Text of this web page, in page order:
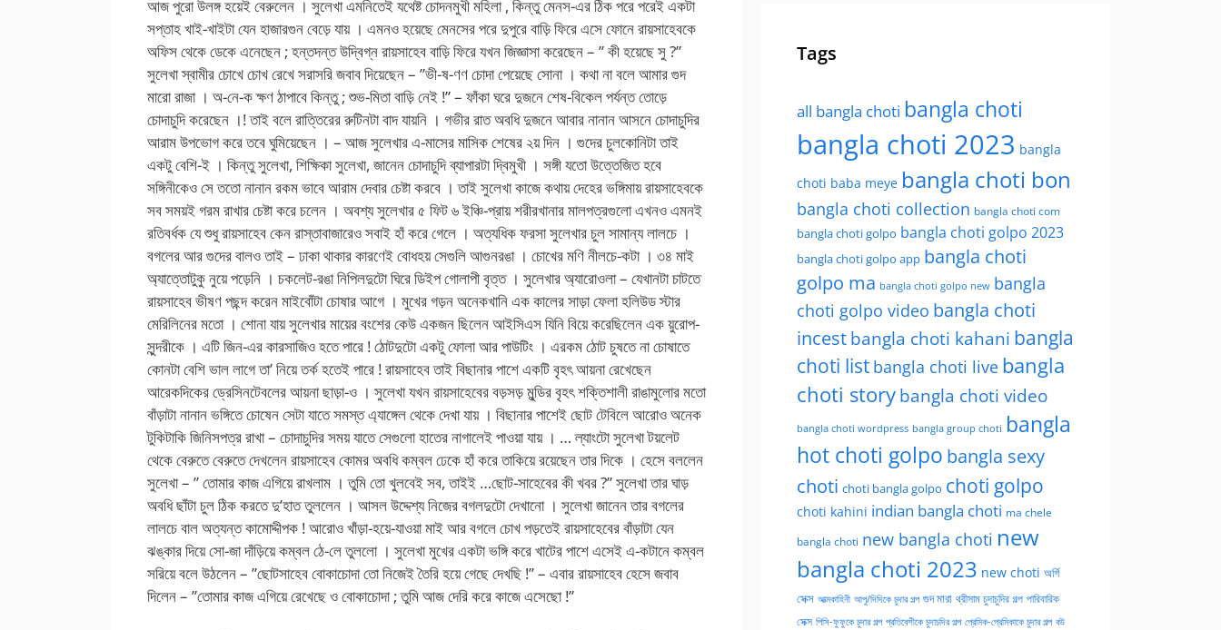
আজ পুরো উলঙ্গ হয়েই বেরুলেন । সুলেখা এমনিতেই যথেষ্ট চোদনমুখী মহিলা , কিন্তু মেনস-এর ঠিক পরে পরেই একটা
সপ্তাহ খাই-খাইটা যেন হাজারগুন বেড়ে যায় । এমনও হয়েছে মেনসের পরে দুপুরে বাড়ি ফিরে এসে ফোনে রায়সাহেবকে
অফিস থেকে ডেকে এনেছেন ; হন্তদন্ত উদ্বিগ্ন রায়সাহেব বাড়ি ফিরে যখন জিজ্ঞাসা করেছেন – ” কী হয়েছে সু ?”
সুলেখা স্বামীর চোখে চোখ রেখে সরাসরি জবাব দিয়েছেন – ”ভী-ষ-ণণ চোদা পেয়েছে সোনা । কথা না বলে আমার গুদ
মারো রাজা । অ-নে-ক ক্ষণ ঠাপাবে কিন্তু ; শুভ-মিতা বাড়ি নেই !” – ফাঁকা ঘরে দুজনে শেষ-বিকেল পর্যন্ত তোড়ে
চোদাচুদি করেছেন ।! তাই বলে রাত্তিরের রুটিনটা বাদ যায়নি । গভীর রাত অবধি দুজনে আবার নানান আসনে চোদাচুদির
আরাম উপভোগ করে তবে ঘুমিয়েছেন । – আজ সুলেখার এ-মাসের মাসিক শেষের ২য় দিন । গুদের চুলকোনিটা তাই
একটু বেশি-ই । কিন্তু সুলেখা, শিক্ষিকা সুলেখা, জানেন চোদাচুদি ব্যাপারটা দ্বিমুখী । সঙ্গী যতো উত্তেজিত হবে
সঙ্গিনীকেও সে ততো নানান রকম ভাবে আরাম দেবার চেষ্টা করবে । তাই সুলেখা কাজে কথায় দেহের ভঙ্গিমায় রায়সাহেবকে
সব সময়ই গরম রাখার চেষ্টা করে চলেন । অবশ্য সুলেখার ৫ ফিট ৬ ইঞ্চি-প্রায় শরীরখানার মালপত্রগুলো এখনও এমনই
রতিবর্ধক যে শুধু রায়সাহেব কেন রাস্তাবাজারেও সবাই হাঁ করে গেলে । অত্যধিক ফরসা সুলেখার চুল সামান্য লালচে ।
বগলের আর গুদের বালও তাই – ঢাকা থাকার কারণেই বোধহয় সেগুলি আগুনরঙা । চোখের মণি নীলচে-কটা । ৩৪ মাই
অ্যাত্তোটুকু নুয়ে পড়েনি । চকলেট-রঙা নিপিলদুটো ঘিরে ডিইপ গোলাপী বৃত্ত । সুলেখার অ্যারোওলা – যেখানটা চাটতে
রায়সাহেব ভীষণ পছন্দ করেন মাইবোঁটা চোষার আগে । মুখের গড়ন অনেকখানি এক কালের সাড়া ফেলা হলিউড স্টার
মেরিলিনের মতো । শোনা যায় সুলেখার মায়ের বংশের কেউ একজন ছিলেন আইসিএস যিনি বিয়ে করেছিলেন এক য়ুরোপ-
সুন্দরীকে । এটি জিন-এর কারসাজিও হতে পারে ! ঠোটদুটো একটু ফোলা আর পাউটিং । এরকম ঠোট চুষতে না চোষাতে
কোনটা বেশি ভাল লাগে তা’ নিয়ে তর্ক হতেই পারে ! রায়সাহেব তাই বিছানার পাশে একটি বৃহৎ আয়না রেখেছেন
আরেকদিকের ড্রেসিনটেবলের আয়না ছাড়া-ও । সুলেখা যখন রায়সাহেবের বড়সড় মুন্ডির বৃহৎ শক্তিশালী রাঙামুলোর মতো
বাঁড়াটা নানান ভঙ্গিতে চোষেন সেটা যাতে সমস্ত এ্যাঙ্গেল থেকে দেখা যায় । বিছানার পাশেই ছোট টেবিলে আরোও অনেক
টুকিটাকি জিনিসপত্র রাখা – চোদাচুদির সময় যাতে সেগুলো হাতের নাগালেই পাওয়া যায় । … ল্যাংটো সুলেখা টয়লেট
থেকে বেরুতে বেরুতে দেখলেন রায়সাহেব কোমর অবধি কম্বল ঢেকে হাঁ করে তাকিয়ে রয়েছেন তার দিকে । হেসে বললেন
সুলেখা – ” তোমার কাজ এগিয়ে রাখলাম । তুমি তো খুলবেই সব, তাইই …ছোট-সাহেবের কী খবর ?” সুলেখা তার ঘাড়
অবধি ছাঁটা চুল ঠিক করতে দু’হাত তুললেন । আসল উদ্দেশ্য নিজের বগলদুটো দেখানো । সুলেখা জানেন তার বগলের
লালচে বাল অত্যন্ত কামোদ্দীপক ! আরোও খাঁড়া-হয়ে-যাওয়া মাই আর বগলে চোখ পড়তেই রায়সাহেবের বাঁড়াটা যেন
ঝঙ্কার দিয়ে সো-জা দাঁড়িয়ে কম্বল ঠে-লে তুললো । সুলেখা মুখের একটা ভঙ্গি করে খাটের পাশে এসেই এ-কটানে কম্বল
সরিয়ে বলে উঠলেন – ”ছোটসাহেব বোকাচোদা তো নিজেই তৈরি হয়ে গেছে দেখছি !” – এবার রায়সাহেব হেসে জবাব
দিলেন – ”তোমার কাজ এগিয়ে রেখেছে ও বোকাচোদা ; তুমি আজ দেরি করে কাজে এসেছো !”
Tags
all bangla choti bangla choti
bangla choti 2023 bangla
choti baba meye bangla choti bon
bangla choti collection bangla choti com
bangla choti golpo bangla choti golpo 2023
bangla choti golpo app bangla choti
golpo ma bangla choti golpo new bangla
choti golpo video bangla choti
incestbangla choti kahani bangla
choti list bangla choti live bangla
choti storybangla choti video
bangla choti wordpress bangla group choti bangla
hot choti golpo bangla sexy
choti choti bangla golpo choti golpo
choti kahini indian bangla choti ma chele
bangla choti new bangla choti new
bangla choti 2023 new choti অর্গি
সেক্স আত্মকাহিনী আপু/দিদিকে চুদার গল্প গুদ মারা থ্রীসাম চুদাচুদির গল্প পারিবারিক
সেক্স পিসি-ফুফুকে চুদার গল্প প্রতিবেশীকে চুদাচদির গল্প প্রেমিক-প্রেমিকাকে চুদার গল্প বউ